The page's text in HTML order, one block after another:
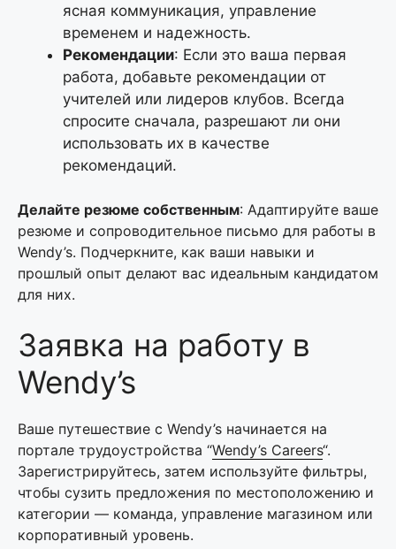
ясная коммуникация, управление
временем и надежность.
Рекомендации: Если это ваша первая
работа, добавьте рекомендации от
учителей или лидеров клубов. Всегда
спросите сначала, разрешают ли они
использовать их в качестве
рекомендаций.
Делайте резюме собственным: Адаптируйте ваше
резюме и сопроводительное письмо для работы в
Wendy’s. Подчеркните, как ваши навыки и
прошлый опыт делают вас идеальным кандидатом
для них.
Заявка на работу в
Wendy’s
Ваше путешествие с Wendy’s начинается на
портале трудоустройства “Wendy’s Careers“.
Зарегистрируйтесь, затем используйте фильтры,
чтобы сузить предложения по местоположению и
категории — команда, управление магазином или
корпоративный уровень.